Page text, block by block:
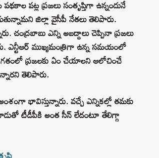
పట్ల ప్రజలు సంతృప్తిగా ఉన్నందునే
జిల్లా వైసీపీ నేతలు తెలిపారు.
చంద్రబాబు ఎన్ని అబద్దాలు చెప్పినా ప్రజలు
ఎన్టీఆర్ ముఖ్యమంత్రిగా ఉన్న సమయంలో
గతంలో ప్రజలకు ఏం చేయాలని ఆలోచించే
తెలిపారు.
భావిస్తున్నారు. వచ్చే ఎన్నికల్లో తమకు
టీడీపీకి అంత సీన్ లేదంటూ తేలిగ్గా